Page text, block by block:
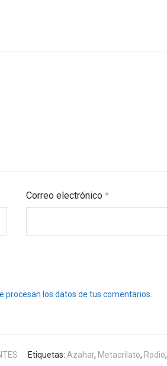
Correo electrónico*
procesan los datos de tus comentarios.
Etiquetas: Azahar, Metacrilato, Rodio,